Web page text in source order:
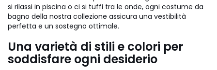
si rilassi in piscina o ci si tuffi tra le onde, ogni costume da
bagno della nostra collezione assicura una vestibilità
perfetta e un sostegno ottimale.
Una varietà di stili e colori per
soddisfare ogni desiderio